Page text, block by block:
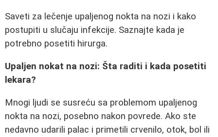
Saveti za lečenje upaljenog nokta na nozi i kako
postupiti u slučaju infekcije. Saznajte kada je
potrebno posetiti hirurga.
Upaljen nokat na nozi: Šta raditi i kada posetiti
lekara?
Mnogi ljudi se susreću sa problemom upaljenog
nokta na nozi, posebno nakon povrede. Ako ste
nedavno udarili palac i primetili crvenilo, otok, bol ili